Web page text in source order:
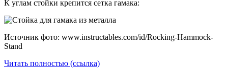
К углам стойки крепится сетка гамака:
Источник фото: www.instructables.com/id/Rocking-Hammock-
Stand
Читать полностью (ссылка)